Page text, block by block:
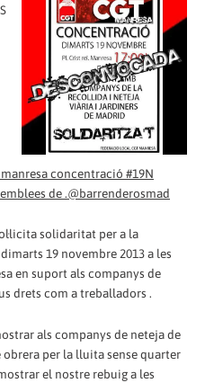
solidaritat per a la
19 novembre 2013 a les
en suport als companys de
drets com a treballadors .
als companys de neteja de
per la lluita sense quarter
el nostre rebuig a les